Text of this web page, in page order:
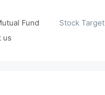
Fund Stock Target
us